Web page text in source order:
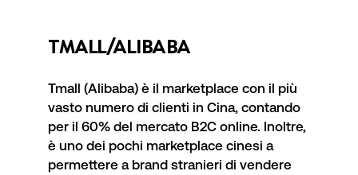
TMALL/ALIBABA
Tmall (Alibaba) è il marketplace con il più
vasto numero di clienti in Cina, contando
per il 60% del mercato B2C online. Inoltre,
è uno dei pochi marketplace cinesi a
permettere a brand stranieri di vendere